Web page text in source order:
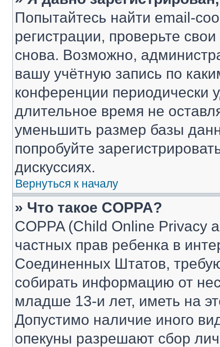
Попытайтесь найти email-
регистрации, проверьте
снова. Возможно,
вашу учётную запись по
конференции периодически
длительное время не
уменьшить размер базы
попробуйте
дискуссиях.
Вернуться к началу
» Что такое COPPA?
COPPA (Child Online Privacy
частных прав ребенка в
Соединенных Штатов,
собирать информацию от
младше 13-и лет, иметь на
Допустимо наличие иного
опекуны разрешают сбор